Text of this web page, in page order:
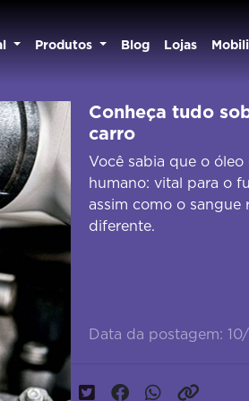
Produtos Blog Lojas
Conheça tudo
carro
Você sabia que o
humano: vital para o
assim como o
diferente.
Data da postagem: